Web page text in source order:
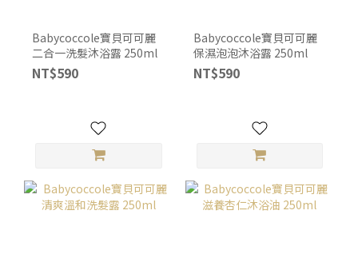
Babycoccole寶貝可可麗
二合一洗髮沐浴露 250ml
NT$590
Babycoccole寶貝可可麗
保濕泡泡沐浴露 250ml
NT$590